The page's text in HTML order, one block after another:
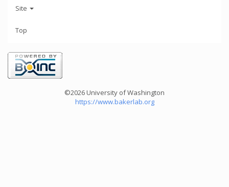
Site
Top
©2026 University of Washington
https://www.bakerlab.org